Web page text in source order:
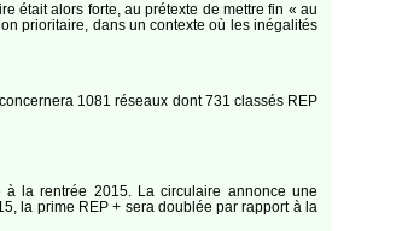
était alors forte, au prétexte de mettre fin « au
prioritaire, dans un contexte où les inégalités
1081 réseaux dont 731 classés REP
à la rentrée 2015. La circulaire annonce une
la prime REP + sera doublée par rapport à la